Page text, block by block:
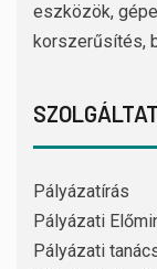
eszközök,
korszerűsítés,
Pályázatírás
Pályázati
Pályázati